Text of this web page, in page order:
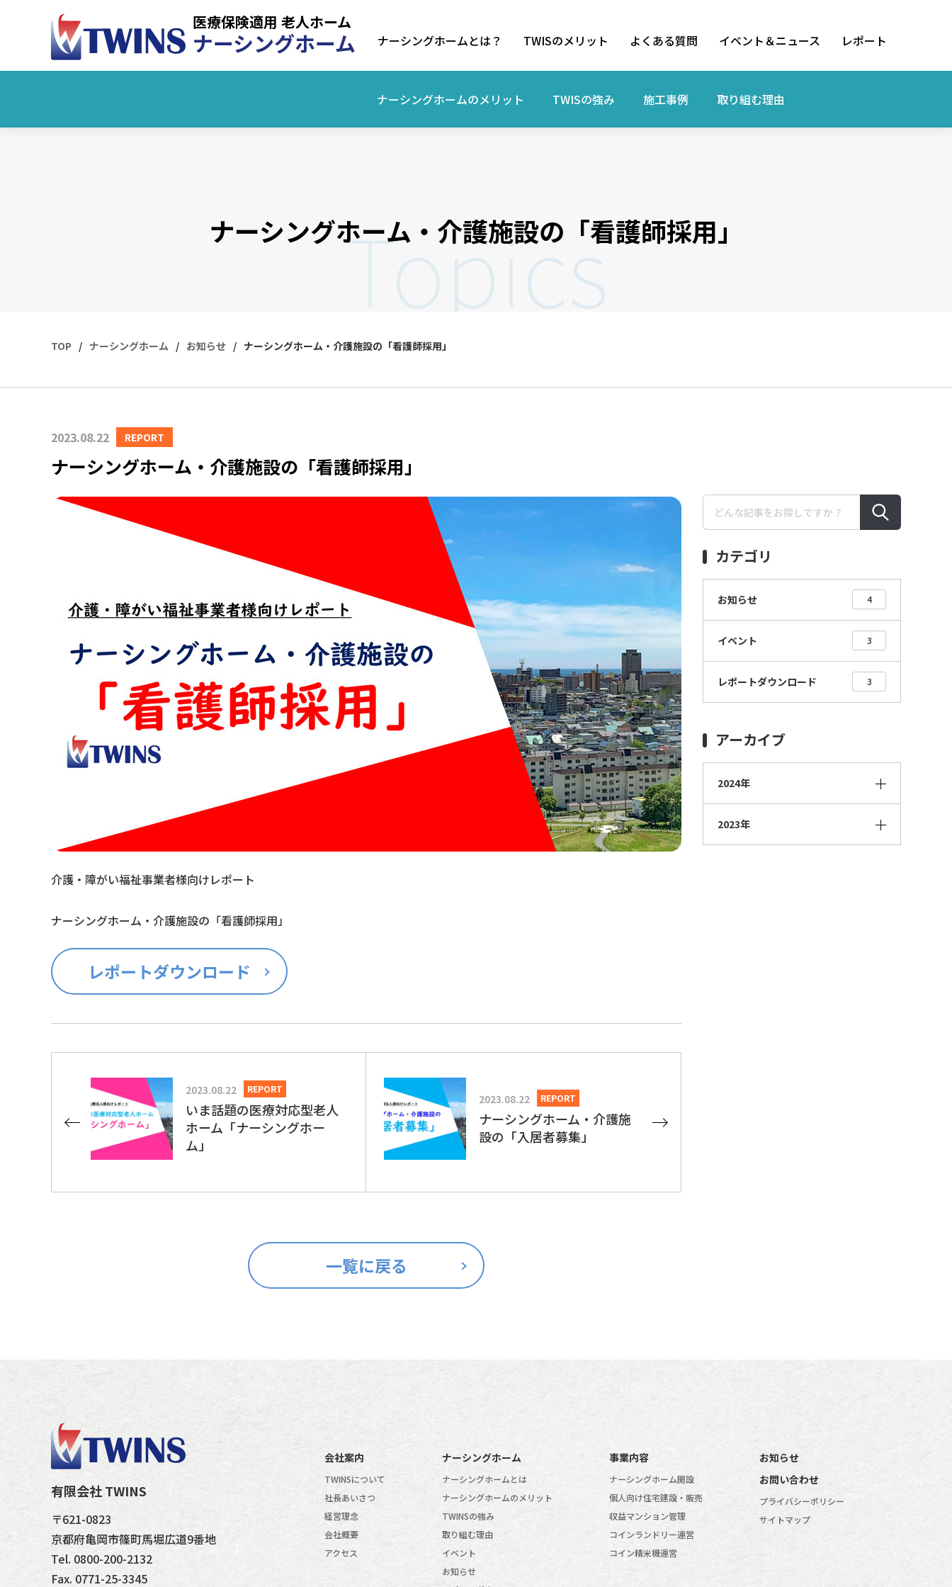
医療保険適用 老人ホーム
ナーシングホーム ナーシングホームとは？ TWISのメリット よくある質問 イベント＆ニュース レポート
ナーシングホームのメリット TWISの強み 施工事例 取り組む理由
ナーシングホーム・介護施設の「看護師採用」
Topics
TOP ナーシングホーム お知らせ ナーシングホーム・介護施設の「看護師採用」
2023.08.22 REPORT
ナーシングホーム・介護施設の「看護師採用」
介護・障がい福祉事業者様向けレポート
ナーシングホーム・介護施設の「看護師採用」
レポートダウンロード
2023.08.22 REPORT
いま話題の医療対応型老人
ホーム「ナーシングホー
ム」
2023.08.22 REPORT
ナーシングホーム・介護施
設の「入居者募集」
一覧に戻る
カテゴリ
お知らせ 4
イベント 3
レポートダウンロード 3
アーカイブ
2024年
2023年
有限会社 TWINS
〒621-0823
京都府亀岡市篠町馬堀広道9番地
Tel. 0800-200-2132
Fax. 0771-25-3345
会社案内
TWINSについて
社長あいさつ
経営理念
会社概要
アクセス
ナーシングホーム
ナーシングホームとは
ナーシングホームのメリット
TWINSの強み
取り組む理由
イベント
お知らせ
事業内容
ナーシングホーム開設
個人向け住宅建設・販売
収益マンション管理
コインランドリー運営
コイン精米機運営
お知らせ
お問い合わせ
プライバシーポリシー
サイトマップ